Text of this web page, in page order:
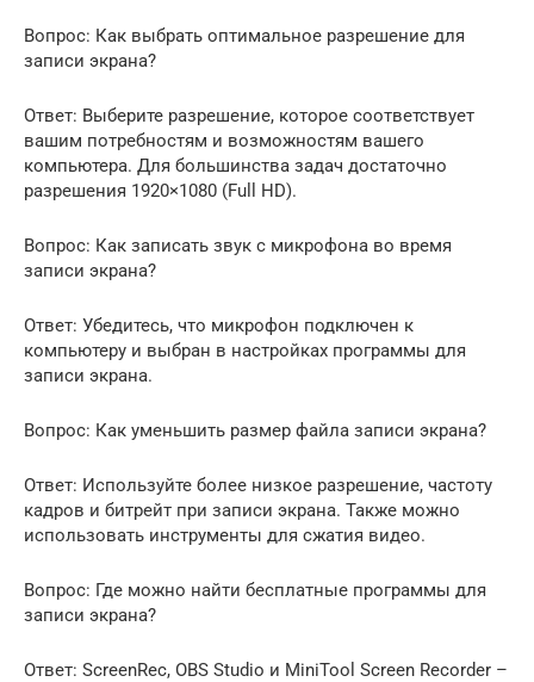
Вопрос: Как выбрать оптимальное разрешение для
записи экрана?
Ответ: Выберите разрешение, которое соответствует
вашим потребностям и возможностям вашего
компьютера. Для большинства задач достаточно
разрешения 1920×1080 (Full HD).
Вопрос: Как записать звук с микрофона во время
записи экрана?
Ответ: Убедитесь, что микрофон подключен к
компьютеру и выбран в настройках программы для
записи экрана.
Вопрос: Как уменьшить размер файла записи экрана?
Ответ: Используйте более низкое разрешение, частоту
кадров и битрейт при записи экрана. Также можно
использовать инструменты для сжатия видео.
Вопрос: Где можно найти бесплатные программы для
записи экрана?
Ответ: ScreenRec, OBS Studio и MiniTool Screen Recorder –